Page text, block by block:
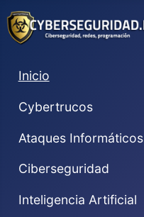
Inicio
Cybertrucos
Ataques Informáticos
Ciberseguridad
Inteligencia Artificial